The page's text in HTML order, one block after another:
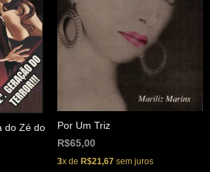
do Zé do
Por Um Triz
R$65,00
3x de R$21,67sem juros